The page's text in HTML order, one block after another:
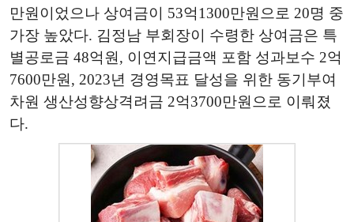
만원이었으나 상여금이 53억1300만원으로 20명 중
가장 높았다. 김정남 부회장이 수령한 상여금은 특
별공로금 48억원, 이연지급금액 포함 성과보수 2억
7600만원, 2023년 경영목표 달성을 위한 동기부여
차원 생산성향상격려금 2억3700만원으로 이뤄졌
다.